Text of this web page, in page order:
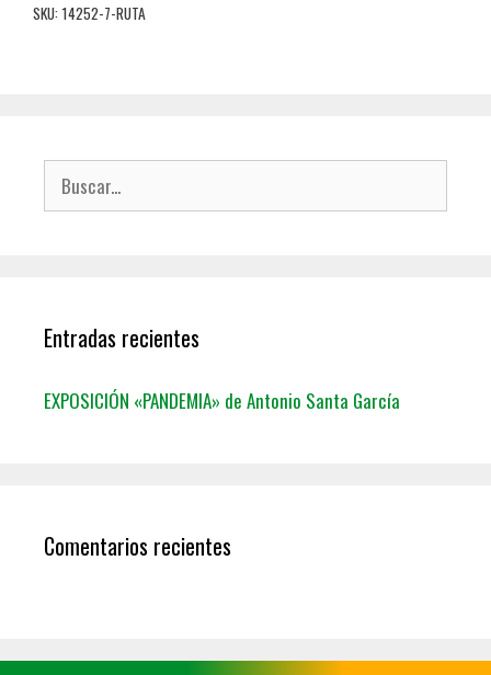
SKU:14252-7-RUTA
Entradas recientes
EXPOSICIÓN «PANDEMIA» de Antonio Santa García
Comentarios recientes